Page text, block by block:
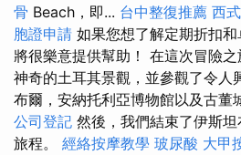
骨 Beach，即... 台中整復推薦 西
胞證申請 如果您想了解定期折扣
將很樂意提供幫助！ 在這次冒險
神奇的土耳其景觀，並參觀了令人
布爾，安納托利亞博物館以及古董
公司登記 然後，我們結束了伊斯
旅程。 經絡按摩教學 玻尿酸 大甲